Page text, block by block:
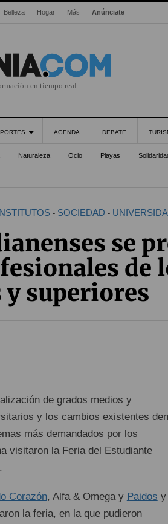
Belleza Hogar Más Anúnciate
en tiempo real
AGENDA DEBATE
Naturaleza Ocio Playas
- SOCIEDAD -
se
de
y superiores
de grados medios y
y los cambios existentes
más demandados por los
visitaron la Feria del Estudiante
Corazón, Alfa & Omega y Paidos y
la feria, en la que pudieron